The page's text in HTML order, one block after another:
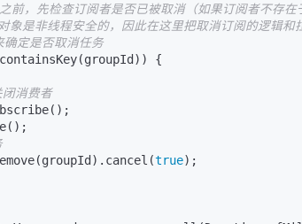
，先检查订阅者是否已被取消（如果订阅者不存在
是非线程安全的，因此在这里把取消订阅的逻辑和
确定是否取消任务
{
消费者
true);